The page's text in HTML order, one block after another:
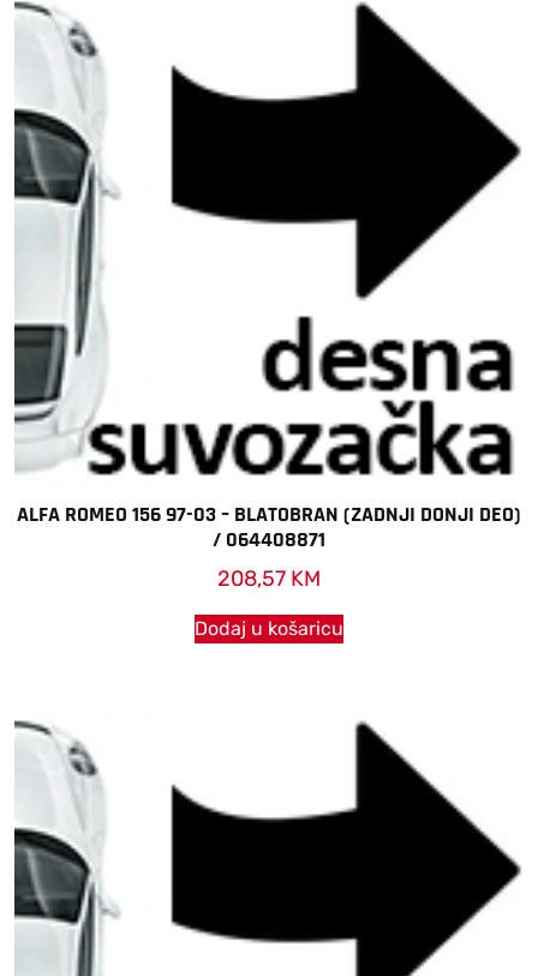
ALFA ROMEO 156 97-03 – BLATOBRAN (ZADNJI DONJI DEO)
/ 064408871
208,57 KM
Dodaj u košaricu